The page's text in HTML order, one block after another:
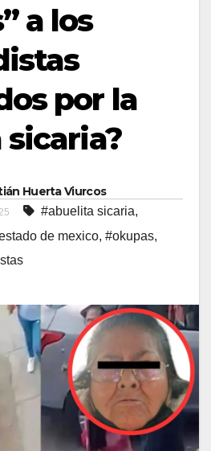
a los
por la
Huerta Viurcos
#abuelita sicaria,
de mexico, #okupas,